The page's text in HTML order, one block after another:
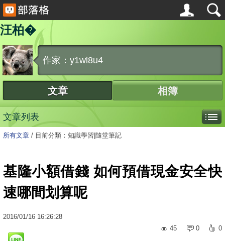
汪柏�
作家：y1wl8u4
文章 相簿
文章列表
所有文章 / 目前分類：知識學習|隨堂筆記
基隆小額借錢 如何預借現金安全快
速哪間划算呢
2016/01/16 16:26:28
45
0 0